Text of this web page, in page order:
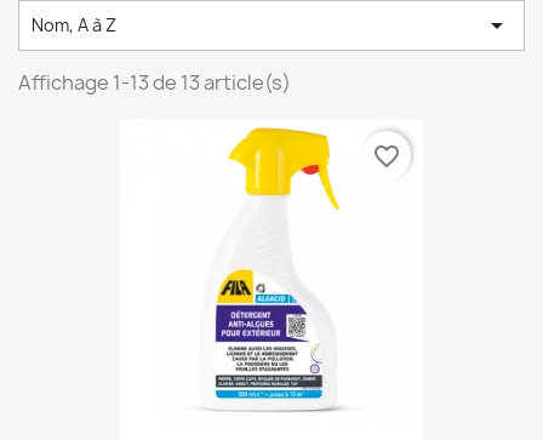
Nom, A à Z

Affichage 1-13 de 13 article(s)
favorite_border